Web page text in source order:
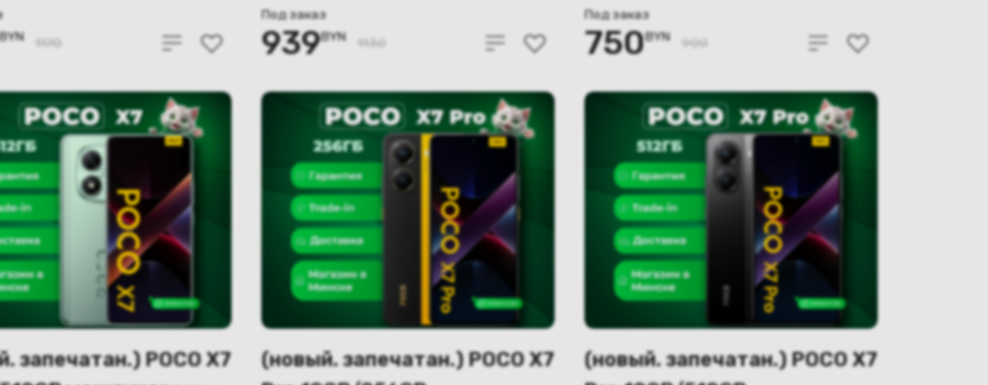
версия
BYN 1170
международная версия
(жёлтый)
Под заказ
939BYN 1130
версия (зеленый)
Под заказ
750BYN 900
запечатан.) POCO X7
(новый. запечатан.) POCO X7
(новый. запечатан.) POCO X7